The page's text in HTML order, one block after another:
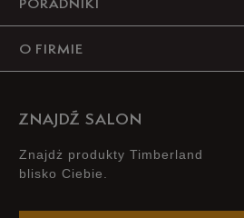
PORADNIKI
O FIRMIE
ZNAJDŹ SALON
Znajdż produkty Timberland
blisko Ciebie.